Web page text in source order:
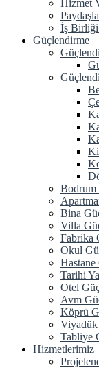
Hizmet
İş
Güçlendirme
Bodrum
Bina
Villa
Fabrika
Okul
Tarihi
Otel
Avm
Köprü
Tabliye
Hizmetlerimiz